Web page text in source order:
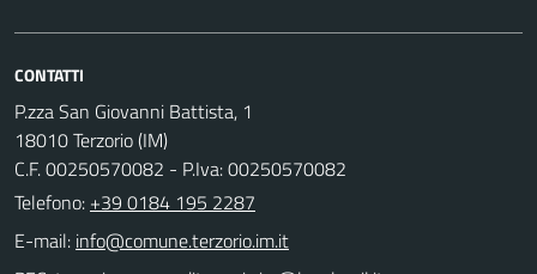
CONTATTI
P.zza San Giovanni Battista, 1
18010 Terzorio (IM)
C.F. 00250570082 - P.Iva: 00250570082
Telefono: +39 0184 195 2287
E-mail: